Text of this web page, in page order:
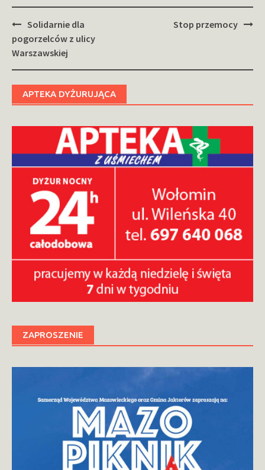
Zobacz
wpisy
Solidarnie dla
pogorzelców z ulicy
Warszawskiej
Stop przemocy
APTEKA DYŻURUJĄCA
ZAPROSZENIE